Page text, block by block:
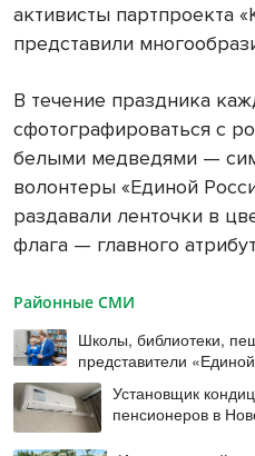
активисты партпроекта
представили
В течение праздника
сфотографироваться с
белыми медведями —
волонтеры «Единой
раздавали ленточки в
флага — главного
Районные СМИ
Школы, библиотеки,
представители
работы на социальных
Установщик
пенсионеров в